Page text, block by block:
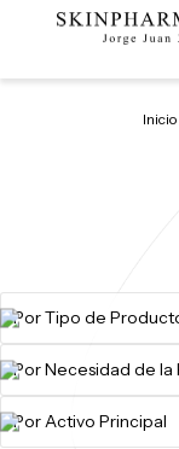
Inicio